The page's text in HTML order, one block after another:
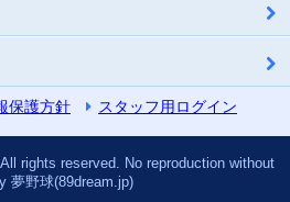
保護方針 スタッフ用ログイン
rights reserved. No reproduction without
夢野球(89dream.jp)